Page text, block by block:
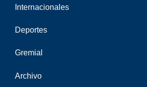
Internacionales
Deportes
Gremial
Archivo